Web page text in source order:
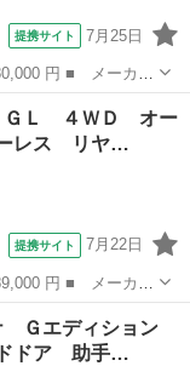
提携サイト 7月25日
： ハイブリッ
ーシート フルセ
ＧＬ ４ＷＤ オー
レス リヤ…
提携サイト 7月22日
グレード名： Ｇ
リヤヒーター ク
Ｇエディション
ドア 助手…